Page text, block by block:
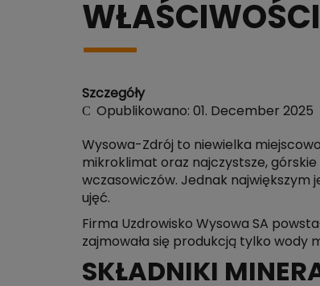
Szczegóły
Opublikowano: 01. December 2025
Wysowa-Zdrój to niewielka
mikroklimat oraz najczystsze,
wczasowiczów. Jednak największym
ujęć.
Firma Uzdrowisko Wysowa SA
zajmowała się produkcją tylko wody
SKŁADNIKI